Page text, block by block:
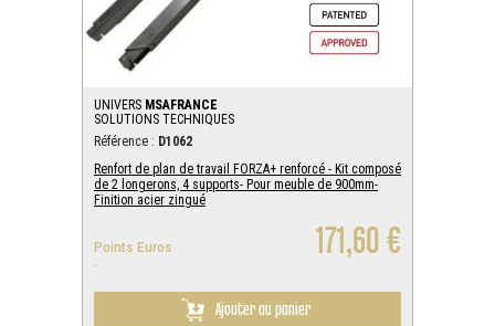
UNIVERS MSAFRANCE
SOLUTIONS TECHNIQUES
Référence : D1062
Renfort de plan de travail FORZA+ renforcé - Kit composé
de 2 longerons, 4 supports- Pour meuble de 900mm-
Finition acier zingué
Points Euros
:
171,60 €
Ajouter au panier